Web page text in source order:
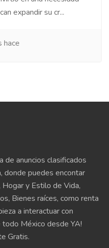
expandir su cr...
hace
de anuncios clasificados
donde puedes encontar
y Estilo de Vida,
Bienes raíces, como renta
a interactuar con
México desde YA!
Gratis.